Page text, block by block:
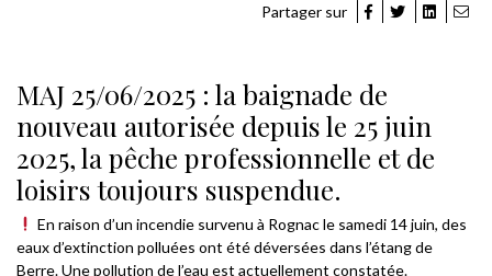
Partager sur
MAJ 25/06/2025 : la baignade de
nouveau autorisée depuis le 25 juin
2025, la pêche professionnelle et de
loisirs toujours suspendue.
En raison d’un incendie survenu à Rognac le samedi 14 juin, des
eaux d’extinction polluées ont été déversées dans l’étang de
Berre. Une pollution de l’eau est actuellement constatée.